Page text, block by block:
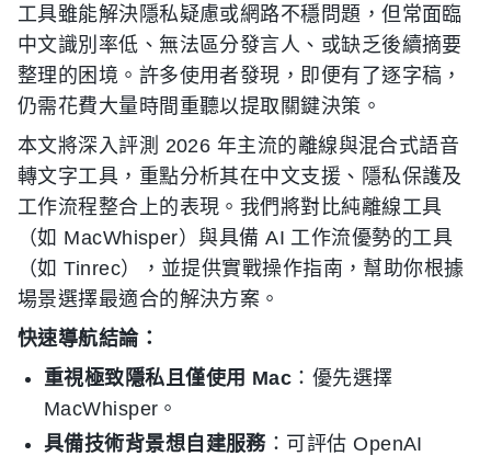
工具雖能解決隱私疑慮或網路不穩問題，但常面臨
中文識別率低、無法區分發言人、或缺乏後續摘要
整理的困境。許多使用者發現，即便有了逐字稿，
仍需花費大量時間重聽以提取關鍵決策。
本文將深入評測 2026 年主流的離線與混合式語音
轉文字工具，重點分析其在中文支援、隱私保護及
工作流程整合上的表現。我們將對比純離線工具
（如 MacWhisper）與具備 AI 工作流優勢的工具
（如 Tinrec），並提供實戰操作指南，幫助你根據
場景選擇最適合的解決方案。
快速導航結論：
重視極致隱私且僅使用 Mac ：優先選擇
MacWhisper。
具備技術背景想自建服務：可評估 OpenAI